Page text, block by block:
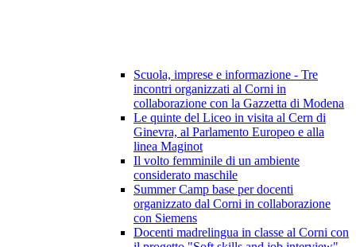
Scuola, imprese e informazione - Tre
incontri organizzati al Corni in
collaborazione con la Gazzetta di Modena
Le quinte del Liceo in visita al Cern di
Ginevra, al Parlamento Europeo e alla
linea Maginot
Il volto femminile di un ambiente
considerato maschile
Summer Camp base per docenti
organizzato dal Corni in collaborazione
con Siemens
Docenti madrelingua in classe al Corni con